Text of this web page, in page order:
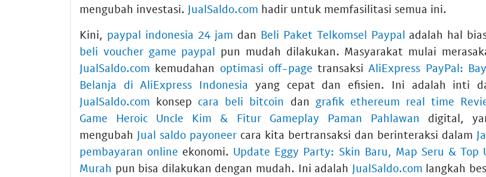
mengubah investasi. JualSaldo.com hadir untuk memfasilitasi semua ini.
Kini, paypal indonesia 24 jam dan Beli Paket Telkomsel Paypal adalah hal
beli voucher game paypal pun mudah dilakukan. Masyarakat mulai
JualSaldo.com kemudahan optimasi off-page transaksi AliExpress PayPal:
Belanja di AliExpress Indonesia yang cepat dan efisien. Ini adalah inti
JualSaldo.com konsep cara beli bitcoin dan grafik ethereum real time
Game Heroic Uncle Kim & Fitur Gameplay Paman Pahlawan digital,
mengubah Jual saldo payoneer cara kita bertransaksi dan berinteraksi dalam
pembayaran online ekonomi. Update Eggy Party: Skin Baru, Map Seru & Top
Murah pun bisa dilakukan dengan mudah. Ini adalah JualSaldo.com langkah